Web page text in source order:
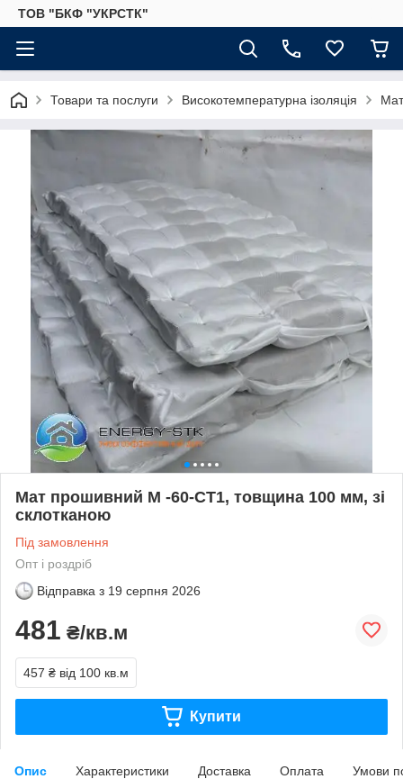
ТОВ "БКФ "УКРСТК"
Товари та послуги Високотемпературна ізоляція
Мат прошивний М -60-СТ1, товщина 100 мм, зі
склотканою
Під замовлення
Опт і роздріб
Відправка з 19 серпня 2026
481 ₴/кв.м
457 ₴ від 100 кв.м
Купити
Опис Характеристики Доставка Оплата Умови